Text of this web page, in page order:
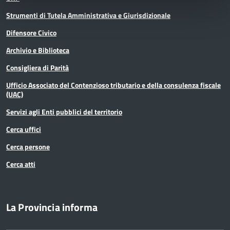
(Istruttore)
Istruttore Centro Stampa (Istruttore)
Istruttore Direttivo Amministrativo
(Funzionario ed elevata qualificazione)
Giuridico con E.Q. con funzioni dirigenziali
Istruttore Direttivo Amministrativo con
Strumenti di Tutela Amministrativa e Giurisdizionale
Difensore Civico
Archivio e Biblioteca
Consigliera di Parità
Ufficio Associato del Contenzioso tributario e della consulenza fiscale
(UAC)
Servizi agli Enti pubblici del territorio
Cerca uffici
Cerca persone
Cerca atti
La Provincia informa